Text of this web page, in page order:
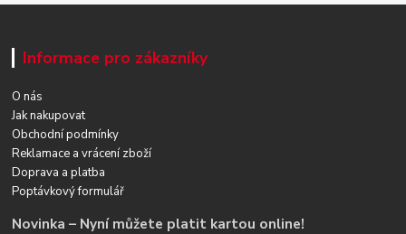
Informace pro zákazníky
O nás
Jak nakupovat
Obchodní podmínky
Reklamace a vrácení zboží
Doprava a platba
Poptávkový formulář
Novinka – Nyní můžete platit kartou online!